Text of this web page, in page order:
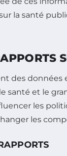
la santé
des
santé et le
les
les